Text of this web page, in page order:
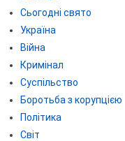
Сьогодні свято
Україна
Війна
Кримінал
Суспільство
Боротьба з корупцією
Політика
Світ